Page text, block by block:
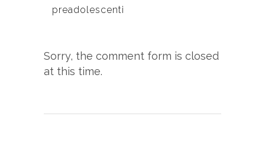
preadolescenti
Sorry, the comment form is closed
at this time.